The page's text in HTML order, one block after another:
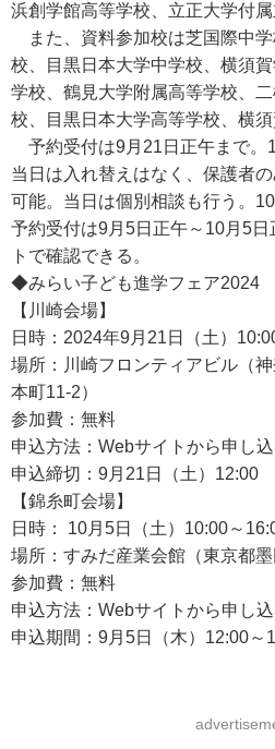
浜創学館高等学校、立正大学付属
また、資料参加校は芝国際中
校、目黒日本大学中学校、横須
学校、鶴見大学附属高等学校、
校、目黒日本大学高等学校、横須
予約受付は9月21日正午まで。
当日は入れ替えはなく、保護者
可能。当日は個別相談も行う。
予約受付は9月5日正午～10月5日
トで確認できる。
◆みらい子ども進学フェア2024
【川崎会場】
日時：2024年9月21日（土）
場所：川崎フロンティアビル（
本町11-2）
参加費：無料
申込方法：Webサイトから申し
申込締切：9月21日（土）12:00
【錦糸町会場】
日時： 10月5日（土）10:00～
場所：すみだ産業会館（東京都墨
参加費：無料
申込方法：Webサイトから申し
申込期間：9月5日（木）12:00～